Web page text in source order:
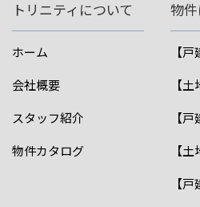
トリニティについて
ホーム
会社概要
スタッフ紹介
物件カタログ
物
【
【
【
【
【